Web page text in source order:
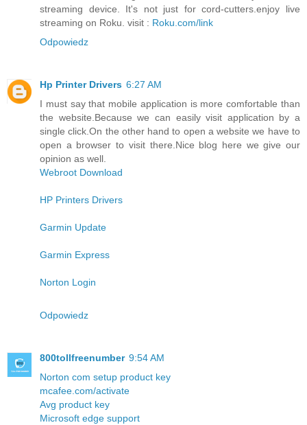
streaming device. It's not just for cord-cutters.enjoy live
streaming on Roku. visit : Roku.com/link
Odpowiedz
Hp Printer Drivers 6:27 AM
I must say that mobile application is more comfortable than
the website.Because we can easily visit application by a
single click.On the other hand to open a website we have to
open a browser to visit there.Nice blog here we give our
opinion as well.
Webroot Download
HP Printers Drivers
Garmin Update
Garmin Express
Norton Login
Odpowiedz
800tollfreenumber 9:54 AM
Norton com setup product key
mcafee.com/activate
Avg product key
Microsoft edge support